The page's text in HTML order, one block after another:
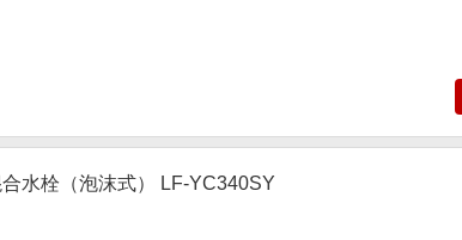
水栓（泡沫式） LF-YC340SY